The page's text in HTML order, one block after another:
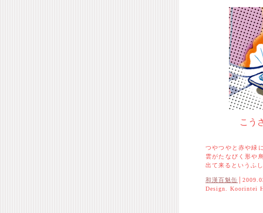
こう
つやつやと赤や緑
雲がたなびく形や
出て来るというふ
和漢百魅缶
Design. Koorintei